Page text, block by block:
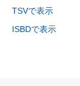
TSVで表示
ISBDで表示